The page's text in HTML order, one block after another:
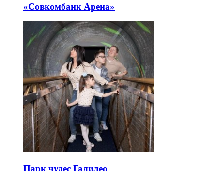
«Совкомбанк Арена⁠»
Парк чудес Галилео